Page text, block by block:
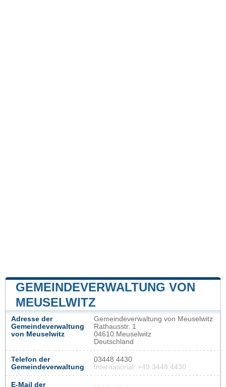
GEMEINDEVERWALTUNG VON
MEUSELWITZ
Adresse der
Gemeindeverwaltung
von Meuselwitz
Gemeindeverwaltung von Meuselwitz
Rathausstr. 1
04610 Meuselwitz
Deutschland
Telefon der
Gemeindeverwaltung
03448 4430
International: +49 3448 4430
E-Mail der